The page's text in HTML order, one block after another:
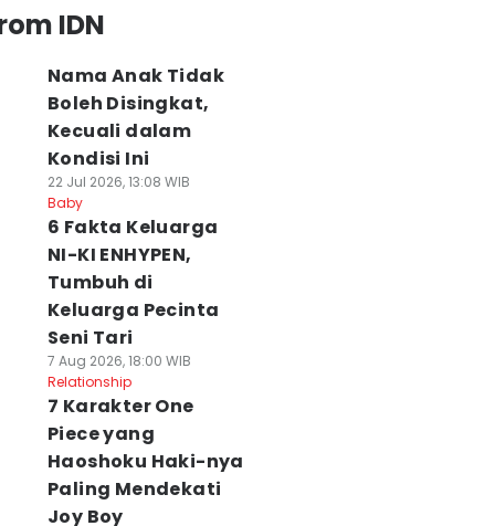
IDN
Nama Anak Tidak
Boleh Disingkat,
Kecuali dalam
Kondisi Ini
22 Jul 2026, 13:08 WIB
Baby
6 Fakta Keluarga
NI-KI ENHYPEN,
Tumbuh di
Keluarga Pecinta
Seni Tari
7 Aug 2026, 18:00 WIB
Relationship
7 Karakter One
Piece yang
Haoshoku Haki-nya
Paling Mendekati
Joy Boy